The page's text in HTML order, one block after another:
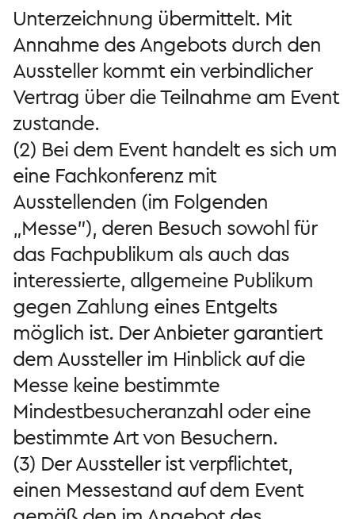
Unterzeichnung übermittelt. Mit
Annahme des Angebots durch den
Aussteller kommt ein verbindlicher
Vertrag über die Teilnahme am Event
zustande.
(2) Bei dem Event handelt es sich um
eine Fachkonferenz mit
Ausstellenden (im Folgenden
„Messe"), deren Besuch sowohl für
das Fachpublikum als auch das
interessierte, allgemeine Publikum
gegen Zahlung eines Entgelts
möglich ist. Der Anbieter garantiert
dem Aussteller im Hinblick auf die
Messe keine bestimmte
Mindestbesucheranzahl oder eine
bestimmte Art von Besuchern.
(3) Der Aussteller ist verpflichtet,
einen Messestand auf dem Event